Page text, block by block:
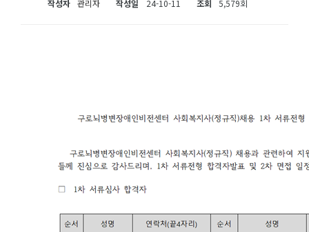
작성자 관리자 작성일 24-10-11 조회 5,579회